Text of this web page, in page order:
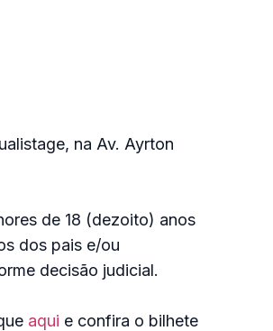
na Av. Ayrton
de 18 (dezoito) anos
dos pais e/ou
decisão judicial.
aqui e confira o bilhete